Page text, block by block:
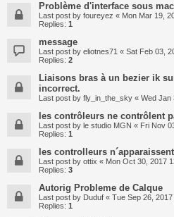
Problème d'interface sous mac
Last post by foureyez « Mon Mar 19,
Replies: 1
message
Last post by eliotnes71 « Sat Feb 03,
Replies: 2
Liaisons bras à un bezier ik
incorrect.
Last post by fly_in_the_sky « Wed Jan
les contrôleurs ne contrôlent
Last post by le studio MGN « Fri Nov
Replies: 1
les controlleurs
Last post by ottix « Mon Oct 30, 2017
Replies: 3
Autorig Probleme de Calque
Last post by Duduf « Tue Sep 26,
Replies: 1